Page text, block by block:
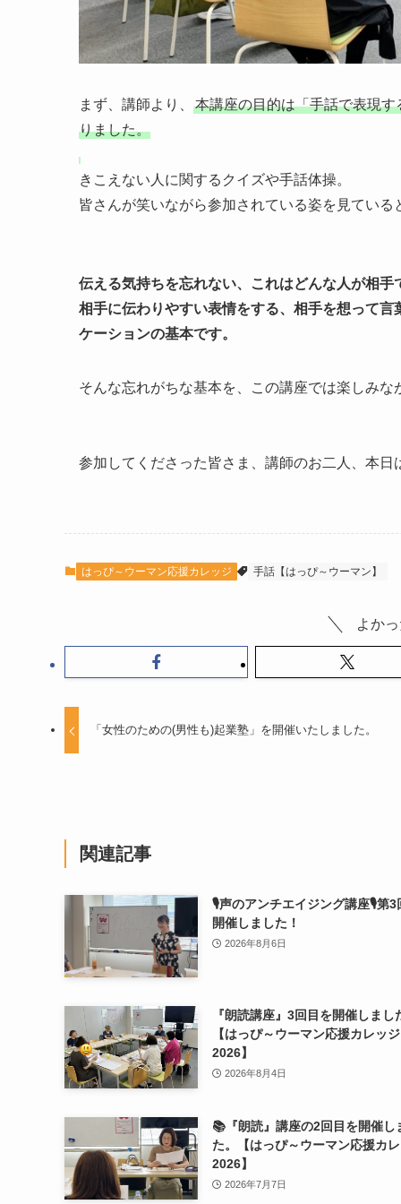
まず、講師より、
本講座の目的は「手話で表現
りました。
きこえない人に関するクイズや手話体操。
皆さんが笑いながら参加されている姿を見てい
伝える気持ちを忘れない、これはどんな人が相手
相手に伝わりやすい表情をする、相手を想って
ケーションの基本です。
そんな忘れがちな基本を、この講座では楽しみな
参加してくださった皆さま、講師のお二人、本日
はっぴ～ウーマン応援カレッジ 手話【はっぴ～ウーマン】
よか
「女性のための(男性も)起業塾」を開催いたしました。
関連記事
🎙声のアンチエイジング講座🎙第3
開催しました！
2026年8月6日
『朗読講座』3回目を開催しまし
【はっぴ～ウーマン応援カレッジ
2026】
2026年8月4日
📚『朗読』講座の2回目を開催し
た。【はっぴ～ウーマン応援カ
2026】
2026年7月7日